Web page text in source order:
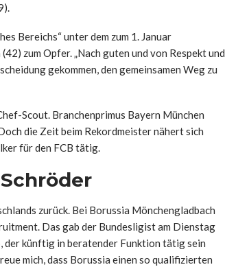
Bereichs“ unter dem zum 1. Januar
zum Opfer. „Nach guten und von Respekt und
gekommen, den gemeinsamen Weg zu
Scout. Branchenprimus Bayern München
die Zeit beim Rekordmeister nähert sich
für den FCB tätig.
zurück. Bei Borussia Mönchengladbach
Das gab der Bundesligist am Dienstag
der künftig in beratender Funktion tätig sein
mich, dass Borussia einen so qualifizierten